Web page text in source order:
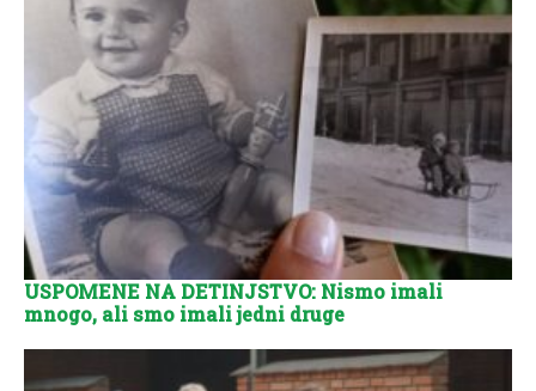
USPOMENE NA DETINJSTVO: Nismo imali
mnogo, ali smo imali jedni druge